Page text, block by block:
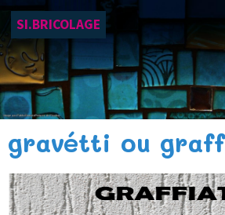
SI.BRICOLAGE
gravétti ou